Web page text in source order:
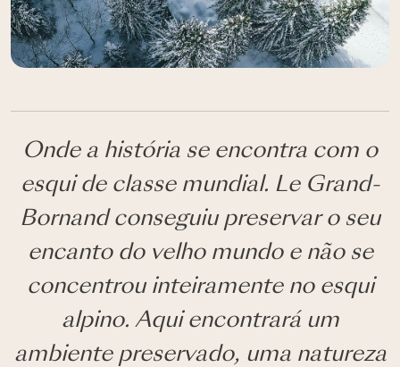
Onde a história se encontra com o
esqui de classe mundial. Le Grand-
Bornand conseguiu preservar o seu
encanto do velho mundo e não se
concentrou inteiramente no esqui
alpino. Aqui encontrará um
ambiente preservado, uma natureza